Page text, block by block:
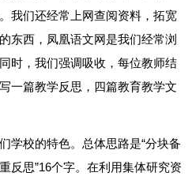
我们还经常上网查阅资料，拓宽
东西，凤凰语文网是我们经常浏
时，我们强调吸收，每位教师结
一篇教学反思，四篇教育教学文
学校的特色。总体思路是“分块备
反思”16个字。在利用集体研究资